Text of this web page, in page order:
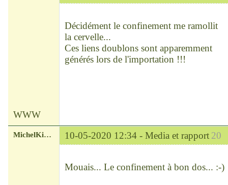
Décidément le confinement me ramollit
la cervelle...
Ces liens doublons sont apparemment
générés lors de l'importation !!!
WWW
20
MichelKirsch 10-05-2020 12:34 - Media et rapport
Mouais... Le confinement à bon dos... :-)